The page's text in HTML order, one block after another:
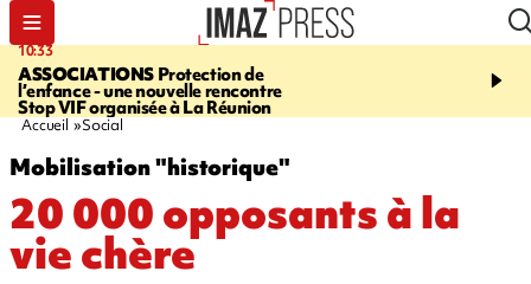
10:33
ASSOCIATIONSProtection de
l’enfance - une nouvelle rencontre
Stop VIF organisée à La Réunion
15:03
Vaste feu
l'ouest du pays, 20.000
Accueil Social
Mobilisation "historique"
20 000 opposants à la
vie chère